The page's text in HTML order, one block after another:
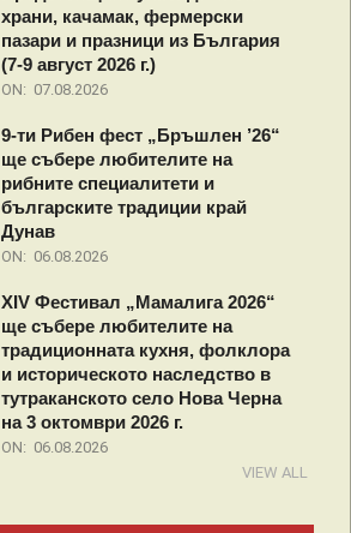
храни, качамак, фермерски
пазари и празници из България
(7-9 август 2026 г.)
ON: 07.08.2026
9-ти Рибен фест „Бръшлен ’26“
ще събере любителите на
рибните специалитети и
българските традиции край
Дунав
ON: 06.08.2026
XIV Фестивал „Мамалига 2026“
ще събере любителите на
традиционната кухня, фолклора
и историческото наследство в
тутраканското село Нова Черна
на 3 октомври 2026 г.
ON: 06.08.2026
VIEW ALL